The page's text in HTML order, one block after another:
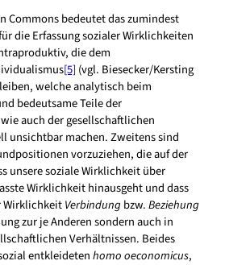
Commons bedeutet das zumindest
die Erfassung sozialer Wirklichkeiten
die dem
[5] (vgl. Biesecker/Kersting
welche analytisch beim
bedeutsame Teile der
auch der gesellschaftlichen
unsichtbar machen. Zweitens sind
vorzuziehen, die auf der
unsere soziale Wirklichkeit über
Wirklichkeit hinausgeht und dass
WirklichkeitVerbindungbzw.Beziehung
zur je Anderen sondern auch in
Verhältnissen. Beides
entkleidetenhomo oeconomicus,